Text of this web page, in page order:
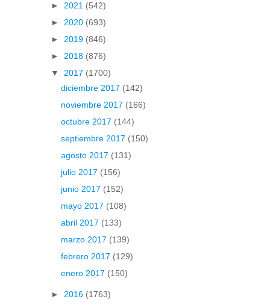
► 2021 (542)
► 2020 (693)
► 2019 (846)
► 2018 (876)
▼ 2017 (1700)
diciembre 2017 (142)
noviembre 2017 (166)
octubre 2017 (144)
septiembre 2017 (150)
agosto 2017 (131)
julio 2017 (156)
junio 2017 (152)
mayo 2017 (108)
abril 2017 (133)
marzo 2017 (139)
febrero 2017 (129)
enero 2017 (150)
► 2016 (1763)